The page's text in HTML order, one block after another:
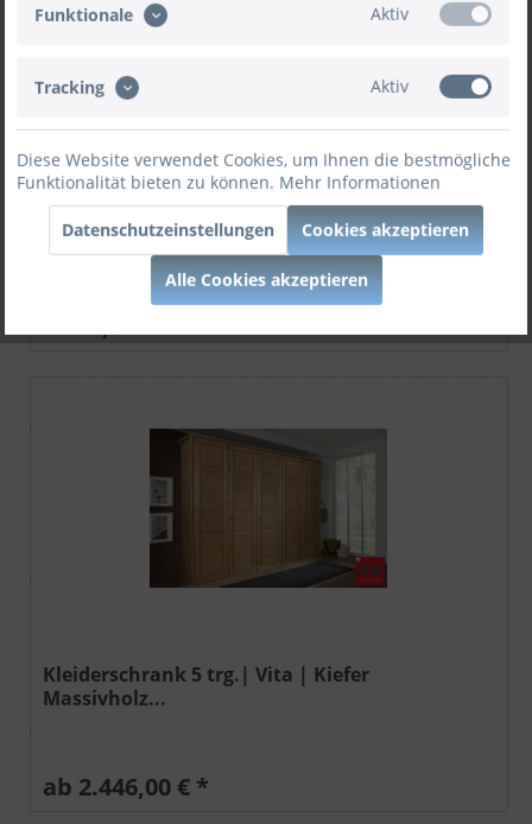
Kleiderschrank | Rödvig | Wildeiche
Massivholz...
4.686,50 € *
Kleiderschrank 5 trg.| Vita | Kiefer
Massivholz...
ab 2.446,00 € *
Funktionale Aktiv
Tracking Aktiv
Diese Website verwendet Cookies, um Ihnen die bestmögliche
Funktionalität bieten zu können. Mehr Informationen
Datenschutzeinstellungen Cookies akzeptieren
Alle Cookies akzeptieren